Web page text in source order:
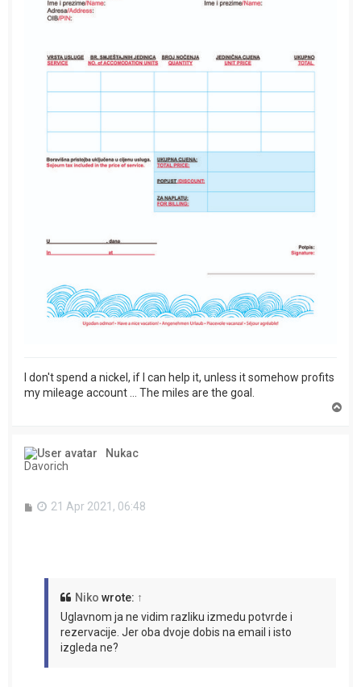
I don't spend a nickel, if I can help it, unless it somehow profits
my mileage account ... The miles are the goal.
Nukac
Davorich
P
21 Apr 2021, 06:48
Niko wrote: ↑
Uglavnom ja ne vidim razliku izmedu potvrde i
rezervacije. Jer oba dvoje dobis na email i isto
izgleda ne?